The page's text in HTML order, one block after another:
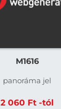
M1616
panoráma jel
2 060 Ft -tól